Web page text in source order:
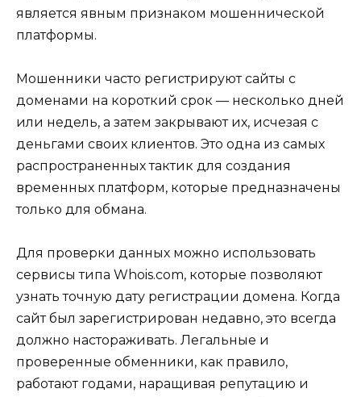
является явным признаком мошеннической
платформы.
Мошенники часто регистрируют сайты с
доменами на короткий срок — несколько дней
или недель, а затем закрывают их, исчезая с
деньгами своих клиентов. Это одна из самых
распространенных тактик для создания
временных платформ, которые предназначены
только для обмана.
Для проверки данных можно использовать
сервисы типа Whois.com, которые позволяют
узнать точную дату регистрации домена. Когда
сайт был зарегистрирован недавно, это всегда
должно настораживать. Легальные и
проверенные обменники, как правило,
работают годами, наращивая репутацию и